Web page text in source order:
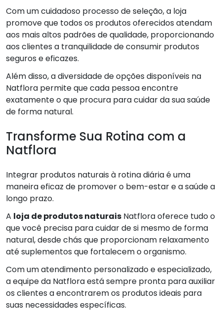
Com um cuidadoso processo de seleção, a loja
promove que todos os produtos oferecidos atendam
aos mais altos padrões de qualidade, proporcionando
aos clientes a tranquilidade de consumir produtos
seguros e eficazes.
Além disso, a diversidade de opções disponíveis na
Natflora permite que cada pessoa encontre
exatamente o que procura para cuidar da sua saúde
de forma natural.
Transforme Sua Rotina com a
Natflora
Integrar produtos naturais à rotina diária é uma
maneira eficaz de promover o bem-estar e a saúde a
longo prazo.
A loja de produtos naturais Natflora oferece tudo o
que você precisa para cuidar de si mesmo de forma
natural, desde chás que proporcionam relaxamento
até suplementos que fortalecem o organismo.
Com um atendimento personalizado e especializado,
a equipe da Natflora está sempre pronta para auxiliar
os clientes a encontrarem os produtos ideais para
suas necessidades específicas.